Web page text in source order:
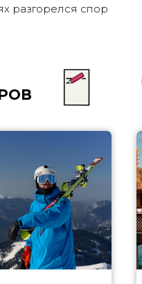
разгорелся спор